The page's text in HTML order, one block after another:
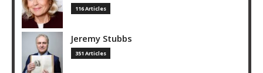
116 Articles
Jeremy Stubbs
351 Articles